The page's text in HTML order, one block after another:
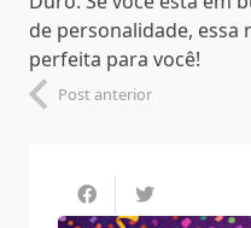
de personalidade, essa
perfeita para você!
Post anterior